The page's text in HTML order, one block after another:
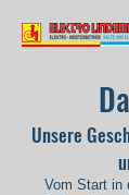
Unsere
Vom Start in